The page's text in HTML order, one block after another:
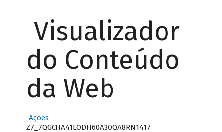
Visualizador
do Conteúdo
da Web
Ações
Z7_7QGCHA41LODH60A3OQA8RN1417